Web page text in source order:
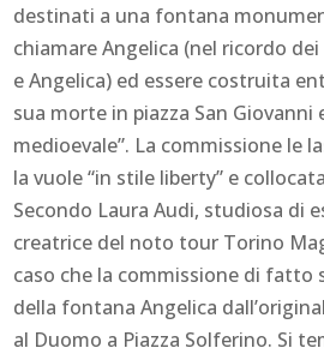
destinati a una fontana
chiamare Angelica (nel ricordo
e Angelica) ed essere costruita
sua morte in piazza San Giovanni
medioevale”. La commissione le
la vuole “in stile liberty” e
Secondo Laura Audi, studiosa di
creatrice del noto tour Torino
caso che la commissione di fatto
della fontana Angelica
al Duomo a Piazza Solferino. Si